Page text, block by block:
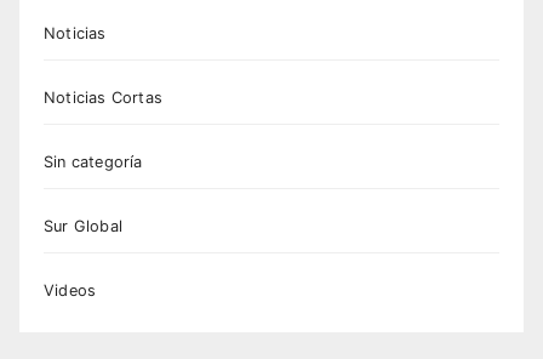
Noticias
Noticias Cortas
Sin categoría
Sur Global
Videos